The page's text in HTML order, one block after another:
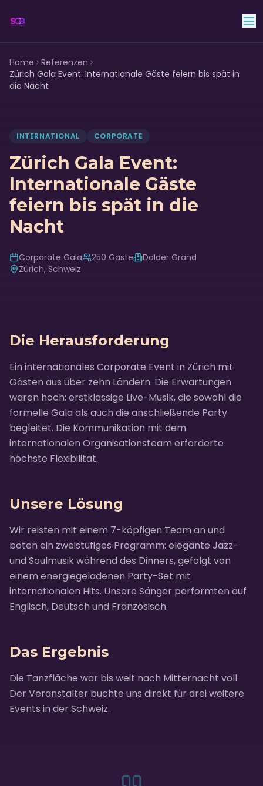
Skyline Club Band
Home
Referenzen
Zürich Gala Event: Internationale Gäste feiern bis spät in
die Nacht
INTERNATIONAL CORPORATE
Zürich Gala Event:
Internationale Gäste
feiern bis spät in die
Nacht
Corporate Gala 250 Gäste
Dolder Grand
Zürich, Schweiz
Die Herausforderung
Ein internationales Corporate Event in Zürich mit
Gästen aus über zehn Ländern. Die Erwartungen
waren hoch: erstklassige Live-Musik, die sowohl die
formelle Gala als auch die anschließende Party
begleitet. Die Kommunikation mit dem
internationalen Organisationsteam erforderte
höchste Flexibilität.
Unsere Lösung
Wir reisten mit einem 7-köpfigen Team an und
boten ein zweistufiges Programm: elegante Jazz-
und Soulmusik während des Dinners, gefolgt von
einem energiegeladenen Party-Set mit
internationalen Hits. Unsere Sänger performten auf
Englisch, Deutsch und Französisch.
Das Ergebnis
Die Tanzfläche war bis weit nach Mitternacht voll.
Der Veranstalter buchte uns direkt für drei weitere
Events in der Schweiz.